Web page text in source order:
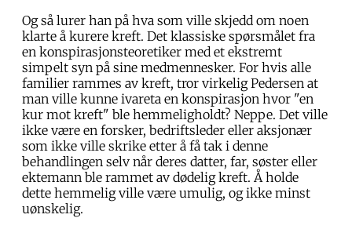
Og så lurer han på hva som ville skjedd om noen
klarte å kurere kreft. Det klassiske spørsmålet fra
en konspirasjonsteoretiker med et ekstremt
simpelt syn på sine medmennesker. For hvis alle
familier rammes av kreft, tror virkelig Pedersen at
man ville kunne ivareta en konspirasjon hvor "en
kur mot kreft" ble hemmeligholdt? Neppe. Det ville
ikke være en forsker, bedriftsleder eller aksjonær
som ikke ville skrike etter å få tak i denne
behandlingen selv når deres datter, far, søster eller
ektemann ble rammet av dødelig kreft. Å holde
dette hemmelig ville være umulig, og ikke minst
uønskelig.